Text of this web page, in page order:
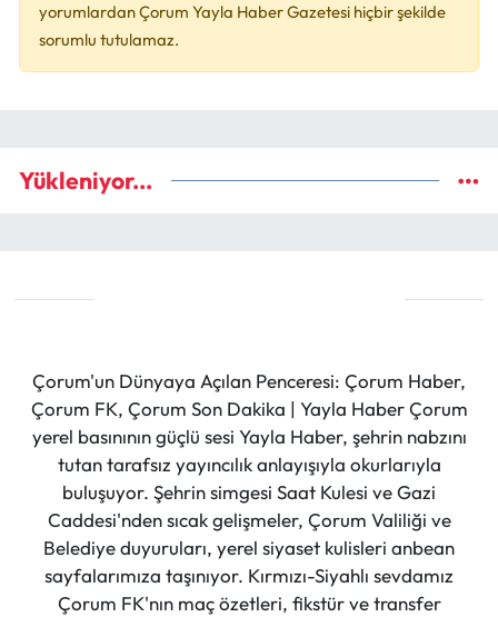
yorumlardan Çorum Yayla Haber Gazetesi hiçbir şekilde
sorumlu tutulamaz.
Yükleniyor...
Çorum'un Dünyaya Açılan Penceresi: Çorum Haber,
Çorum FK, Çorum Son Dakika | Yayla Haber Çorum
yerel basınının güçlü sesi Yayla Haber, şehrin nabzını
tutan tarafsız yayıncılık anlayışıyla okurlarıyla
buluşuyor. Şehrin simgesi Saat Kulesi ve Gazi
Caddesi'nden sıcak gelişmeler, Çorum Valiliği ve
Belediye duyuruları, yerel siyaset kulisleri anbean
sayfalarımıza taşınıyor. Kırmızı-Siyahlı sevdamız
Çorum FK'nın maç özetleri, fikstür ve transfer